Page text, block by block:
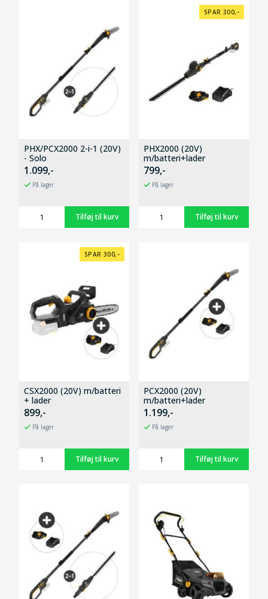
PHX/PCX2000 2-i-1 (20V)
- Solo
1.099,-
På lager
SPAR 300,-
PHX2000 (20V)
m/batteri+lader
799,-
På lager
SPAR 300,-
CSX2000 (20V) m/batteri
+ lader
899,-
På lager
PCX2000 (20V)
m/batteri+lader
1.199,-
På lager